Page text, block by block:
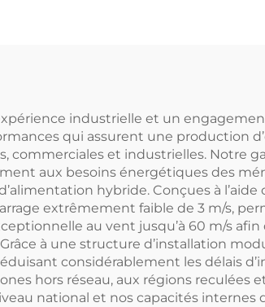
hôtels en extérieur
industrielle et un
qui assurent une production
et industrielles. Notre
aux besoins énergétiques des
hybride. Conçues à l’aide
extrêmement faible de 3 m/s,
au vent jusqu’à 60 m/s
à une structure d’installation
considérablement les délais
hors réseau, aux régions reculées
national et nos capacités